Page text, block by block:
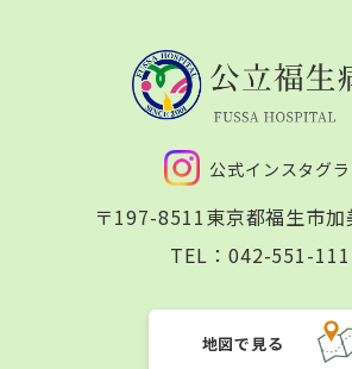
公式インスタグ
〒197-8511東京都福生市
TEL： 042-551-
地図で見る